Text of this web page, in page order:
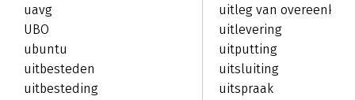
uavg
UBO
ubuntu
uitbesteden
uitbesteding
uitleg van
uitlevering
uitputting
uitsluiting
uitspraak